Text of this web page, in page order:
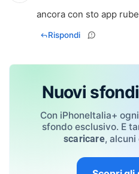
ancora con sto app
Rispondi
Nuovi
Con iPhoneItalia+
sfondo esclusivo. E
scaricare,